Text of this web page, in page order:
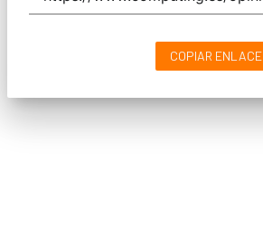
COPIAR ENLACE